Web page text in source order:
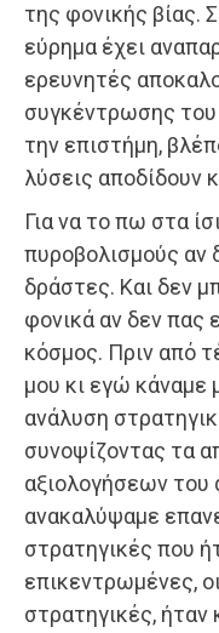
της φονικής βίας.
εύρημα έχει
ερευνητές
συγκέντρωσης του
την επιστήμη,
λύσεις αποδίδουν
Για να το πω στα
πυροβολισμούς αν
δράστες. Και δεν
φονικά αν δεν πας
κόσμος. Πριν από
μου κι εγώ κάναμε
ανάλυση
συνοψίζοντας τα
αξιολογήσεων του
ανακαλύψαμε
στρατηγικές που
επικεντρωμένες,
στρατηγικές, ήταν